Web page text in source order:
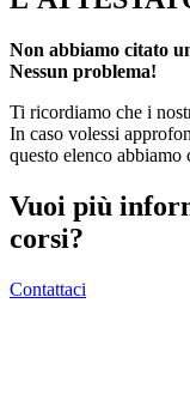
Non abbiamo citato
Nessun problema!
Ti ricordiamo che i
In caso volessi
questo elenco
Vuoi più
corsi?
Contattaci